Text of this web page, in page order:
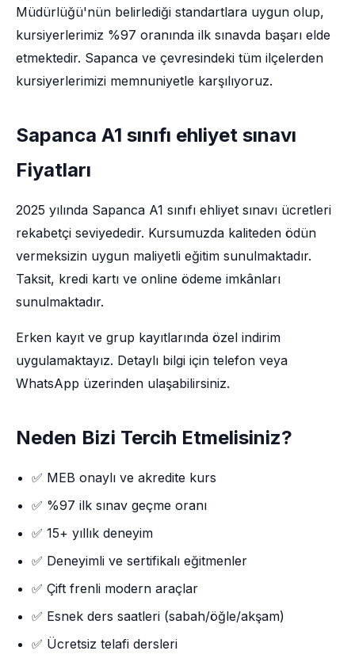
Müdürlüğü'nün belirlediği standartlara uygun olup,
kursiyerlerimiz %97 oranında ilk sınavda başarı elde
etmektedir. Sapanca ve çevresindeki tüm ilçelerden
kursiyerlerimizi memnuniyetle karşılıyoruz.
Sapanca A1 sınıfı ehliyet sınavı
Fiyatları
2025 yılında Sapanca A1 sınıfı ehliyet sınavı ücretleri
rekabetçi seviyededir. Kursumuzda kaliteden ödün
vermeksizin uygun maliyetli eğitim sunulmaktadır.
Taksit, kredi kartı ve online ödeme imkânları
sunulmaktadır.
Erken kayıt ve grup kayıtlarında özel indirim
uygulamaktayız. Detaylı bilgi için telefon veya
WhatsApp üzerinden ulaşabilirsiniz.
Neden Bizi Tercih Etmelisiniz?
✅ MEB onaylı ve akredite kurs
✅ %97 ilk sınav geçme oranı
✅ 15+ yıllık deneyim
✅ Deneyimli ve sertifikalı eğitmenler
✅ Çift frenli modern araçlar
✅ Esnek ders saatleri (sabah/öğle/akşam)
✅ Ücretsiz telafi dersleri